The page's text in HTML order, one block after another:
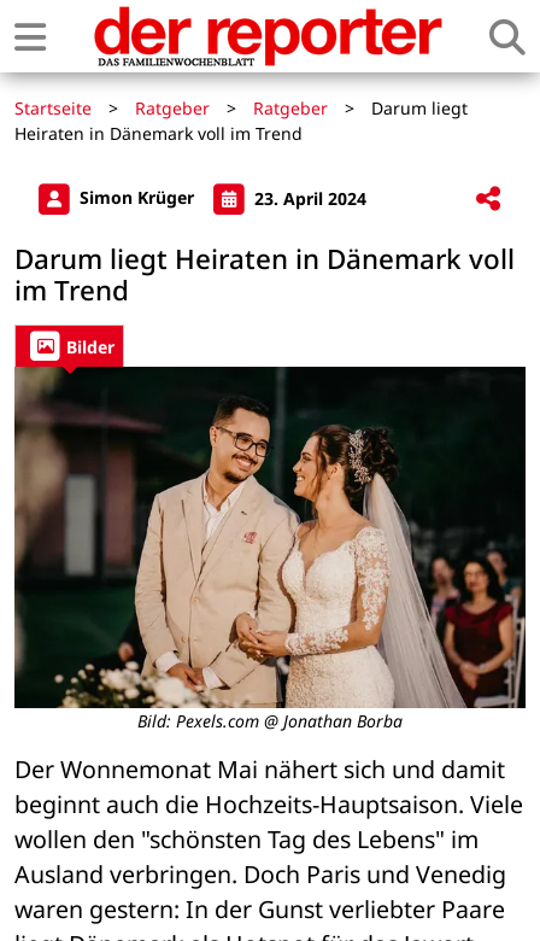
Startseite > Ratgeber > Ratgeber >
Darum liegt
Heiraten in Dänemark voll im Trend
Simon Krüger 23. April 2024
Darum liegt Heiraten in Dänemark voll
im Trend
Bilder
Bild: Pexels.com @ Jonathan Borba
Der Wonnemonat Mai nähert sich und damit
beginnt auch die Hochzeits-Hauptsaison. Viele
wollen den "schönsten Tag des Lebens" im
Ausland verbringen. Doch Paris und Venedig
waren gestern: In der Gunst verliebter Paare